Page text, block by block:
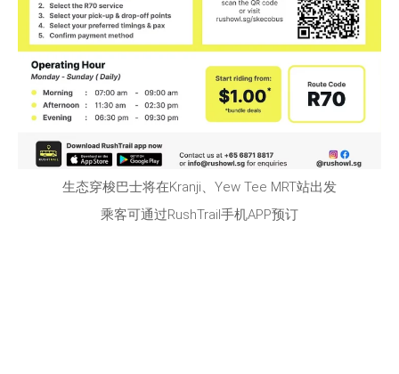
生态穿梭巴士将在Kranji、Yew Tee MRT站出发
乘客可通过RushTrail手机APP预订